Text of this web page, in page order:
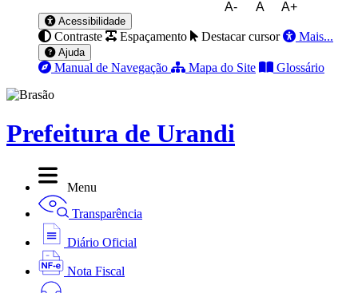
A- A A+
Acessibilidade
Contraste Espaçamento Destacar cursor Mais...
Ajuda
Manual de Navegação Mapa do Site Glossário
Prefeitura de Urandi
Menu
Transparência
Diário Oficial
Nota Fiscal